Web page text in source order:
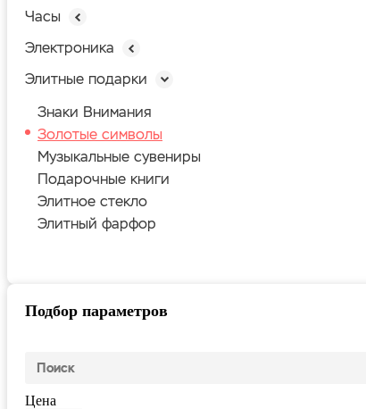
Часы
Электроника
Элитные подарки
Знаки Внимания
Золотые символы
Музыкальные сувениры
Подарочные книги
Элитное стекло
Элитный фарфор
Подбор параметров
Цена